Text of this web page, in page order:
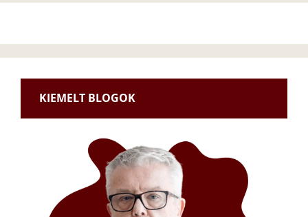
KIEMELT BLOGOK